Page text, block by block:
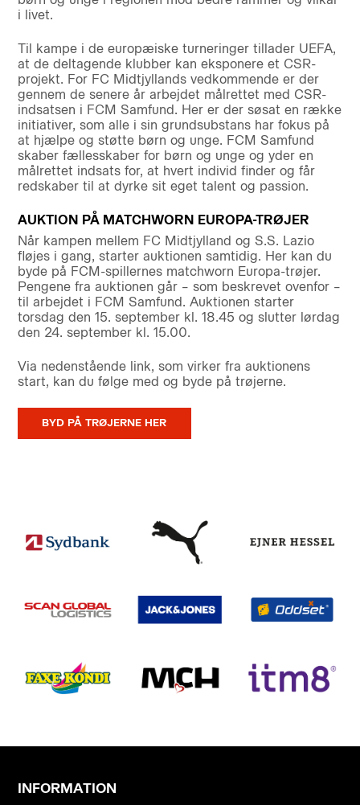
i livet.
Til kampe i de europæiske turneringer tillader UEFA,
at de deltagende klubber kan eksponere et CSR-
projekt. For FC Midtjyllands vedkommende er der
gennem de senere år arbejdet målrettet med CSR-
indsatsen i FCM Samfund. Her er der søsat en række
initiativer, som alle i sin grundsubstans har fokus på
at hjælpe og støtte børn og unge. FCM Samfund
skaber fællesskaber for børn og unge og yder en
målrettet indsats for, at hvert individ finder og får
redskaber til at dyrke sit eget talent og passion.
AUKTION PÅ MATCHWORN EUROPA-TRØJER
Når kampen mellem FC Midtjylland og S.S. Lazio
fløjes i gang, starter auktionen samtidig. Her kan du
byde på FCM-spillernes matchworn Europa-trøjer.
Pengene fra auktionen går – som beskrevet ovenfor –
til arbejdet i FCM Samfund. Auktionen starter
torsdag den 15. september kl. 18.45 og slutter lørdag
den 24. september kl. 15.00.
Via nedenstående link, som virker fra auktionens
start, kan du følge med og byde på trøjerne.
BYD PÅ TRØJERNE HER
INFORMATION